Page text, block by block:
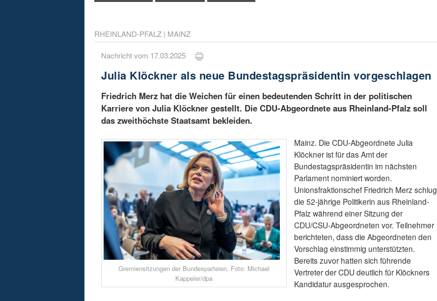
RHEINLAND-PFALZ | MAINZ
Nachricht vom 17.03.2025
Julia Klöckner als neue Bundestagspräsidentin vorgeschlagen
Friedrich Merz hat die Weichen für einen bedeutenden Schritt in der politischen
Karriere von Julia Klöckner gestellt. Die CDU-Abgeordnete aus Rheinland-Pfalz soll
das zweithöchste Staatsamt bekleiden.
Gremiensitzungen der Bundesparteien. Foto: Michael
Kappeler/dpa
Mainz. Die CDU-Abgeordnete Julia
Klöckner ist für das Amt der
Bundestagspräsidentin im nächsten
Parlament nominiert worden.
Unionsfraktionschef Friedrich Merz schlug
die 52-jährige Politikerin aus Rheinland-
Pfalz während einer Sitzung der
CDU/CSU-Abgeordneten vor. Teilnehmer
berichteten, dass die Abgeordneten den
Vorschlag einstimmig unterstützten.
Bereits zuvor hatten sich führende
Vertreter der CDU deutlich für Klöckners
Kandidatur ausgesprochen.